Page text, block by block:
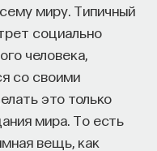
миру. Типичный
социально
человека,
со своими
это только
мира. То есть
вещь, как